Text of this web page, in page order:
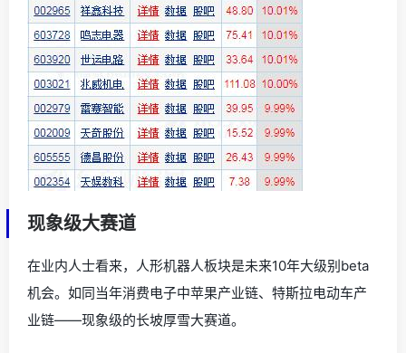
现象级大赛道
在业内人士看来，人形机器人板块是未来10年大级别beta
机会。如同当年消费电子中苹果产业链、特斯拉电动车产
业链——现象级的长坡厚雪大赛道。